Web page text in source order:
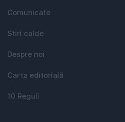
Comunicate
Stiri calde
Despre noi
Carta editorială
10 Reguli